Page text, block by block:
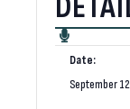
Date:
September 12